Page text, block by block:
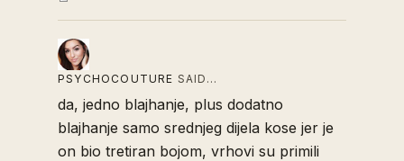
PSYCHOCOUTURE SAID…
da, jedno blajhanje, plus dodatno
blajhanje samo srednjeg dijela kose jer je
on bio tretiran bojom, vrhovi su primili